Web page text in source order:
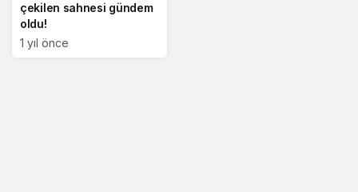
çekilen sahnesi gündem
oldu!
1 yıl önce